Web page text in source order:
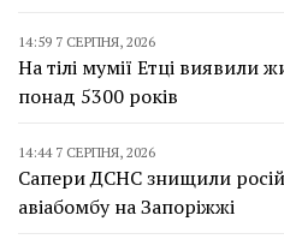
14:59 7 СЕРПНЯ, 2026
На тілі мумії Етці виявили
понад 5300 років
14:44 7 СЕРПНЯ, 2026
Сапери ДСНС знищили
авіабомбу на Запоріжжі